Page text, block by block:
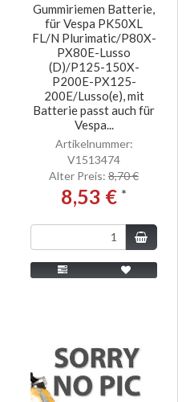
Gummiriemen Batterie,
für Vespa PK50XL
FL/N Plurimatic/P80X-
PX80E-Lusso
(D)/P125-150X-
P200E-PX125-
200E/Lusso(e), mit
Batterie passt auch für
Vespa...
Artikelnummer:
V1513474
Alter Preis: 8,70 €
8,53 € *